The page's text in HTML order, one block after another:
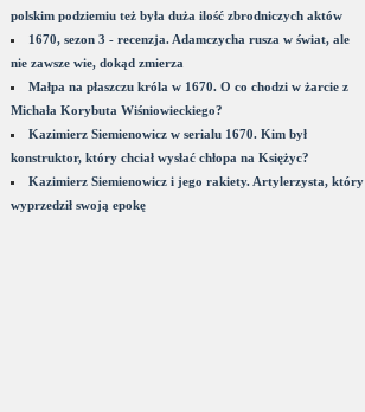
polskim podziemiu też była duża ilość zbrodniczych aktów
1670, sezon 3 - recenzja. Adamczycha rusza w świat, ale
nie zawsze wie, dokąd zmierza
Małpa na płaszczu króla w 1670. O co chodzi w żarcie z
Michała Korybuta Wiśniowieckiego?
Kazimierz Siemienowicz w serialu 1670. Kim był
konstruktor, który chciał wysłać chłopa na Księżyc?
Kazimierz Siemienowicz i jego rakiety. Artylerzysta, który
wyprzedził swoją epokę